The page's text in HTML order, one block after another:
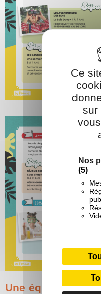
Ce
sur
Nos
(5)
Une équipe